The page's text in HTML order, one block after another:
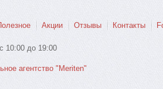
Акции Отзывы Контакты
10:00 до 19:00
агентство "Meriten"